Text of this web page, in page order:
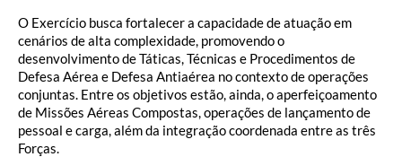
O Exercício busca fortalecer a capacidade de atuação em
cenários de alta complexidade, promovendo o
desenvolvimento de Táticas, Técnicas e Procedimentos de
Defesa Aérea e Defesa Antiaérea no contexto de operações
conjuntas. Entre os objetivos estão, ainda, o aperfeiçoamento
de Missões Aéreas Compostas, operações de lançamento de
pessoal e carga, além da integração coordenada entre as três
Forças.